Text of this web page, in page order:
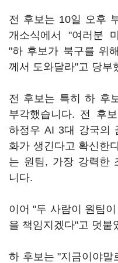
전 후보는 10일 오후
개소식에서 "여러분
"하 후보가 북구를 위
께서 도와달라"고 당부
전 후보는 특히 하 후
부각했습니다. 전 후
하정우 AI 3대 강국의
화가 생긴다고 확신한
는 원팀, 가장 강력한
니다.
이어 "두 사람이 원팀
을 책임지겠다"고 덧붙
하 후보는 "지금이야말